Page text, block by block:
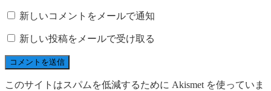
新しいコメントをメールで通知
新しい投稿をメールで受け取る
このサイトはスパムを低減するために Akismet を使っていま